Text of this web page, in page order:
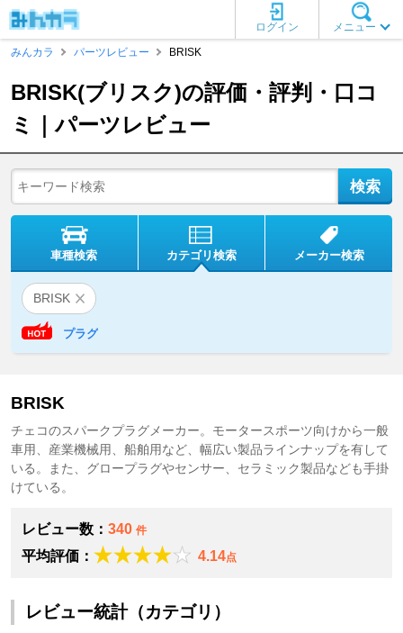
メニュー
ログイン
みんカラ
パーツレビュー BRISK
BRISK(ブリスク)の評価・評判・口コ
ミ｜パーツレビュー
車種検索 カテゴリ検索 メーカー検索
BRISK
プラグ
BRISK
チェコのスパークプラグメーカー。モータースポーツ向けから一般
車用、産業機械用、船舶用など、幅広い製品ラインナップを有して
いる。また、グロープラグやセンサー、セラミック製品なども手掛
けている。
レビュー数： 340 件
平均評価： 4.14点
レビュー統計（カテゴリ）